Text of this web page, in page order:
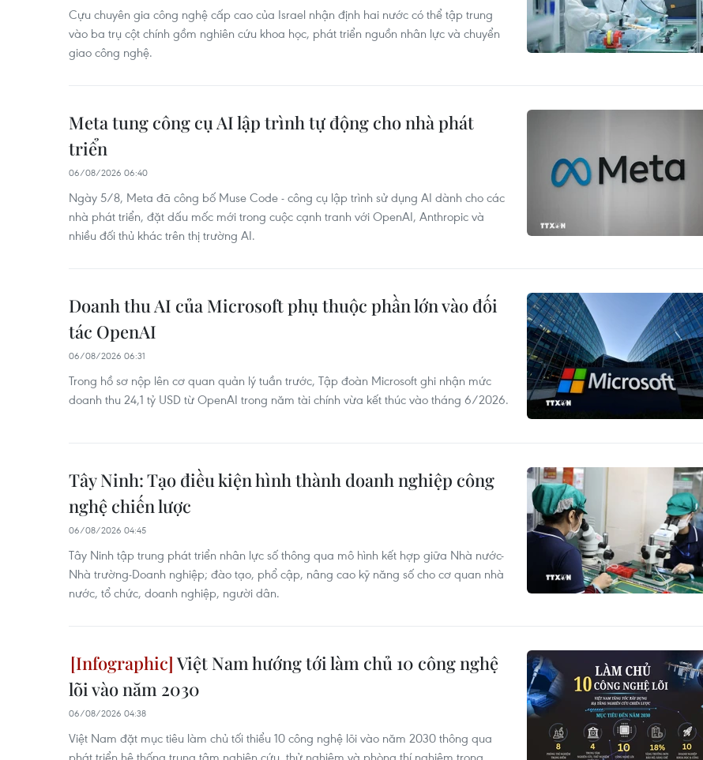
Cựu chuyên gia công nghệ cấp cao của Israel nhận định hai nước có thể tập trung
vào ba trụ cột chính gồm nghiên cứu khoa học, phát triển nguồn nhân lực và chuyển
giao công nghệ.
Meta tung công cụ AI lập trình tự động cho nhà phát
triển
06/08/2026 06:40
Ngày 5/8, Meta đã công bố Muse Code - công cụ lập trình sử dụng AI dành cho các
nhà phát triển, đặt dấu mốc mới trong cuộc cạnh tranh với OpenAI, Anthropic và
nhiều đối thủ khác trên thị trường AI.
Doanh thu AI của Microsoft phụ thuộc phần lớn vào đối
tác OpenAI
06/08/2026 06:31
Trong hồ sơ nộp lên cơ quan quản lý tuần trước, Tập đoàn Microsoft ghi nhận mức
doanh thu 24,1 tỷ USD từ OpenAI trong năm tài chính vừa kết thúc vào tháng 6/2026.
Tây Ninh: Tạo điều kiện hình thành doanh nghiệp công
nghệ chiến lược
06/08/2026 04:45
Tây Ninh tập trung phát triển nhân lực số thông qua mô hình kết hợp giữa Nhà nước-
Nhà trường-Doanh nghiệp; đào tạo, phổ cập, nâng cao kỹ năng số cho cơ quan nhà
nước, tổ chức, doanh nghiệp, người dân.
Việt Nam hướng tới làm chủ 10 công nghệ
lõi vào năm 2030
06/08/2026 04:38
Việt Nam đặt mục tiêu làm chủ tối thiểu 10 công nghệ lõi vào năm 2030 thông qua
phát triển hệ thống trung tâm nghiên cứu, thử nghiệm và phòng thí nghiệm trọng